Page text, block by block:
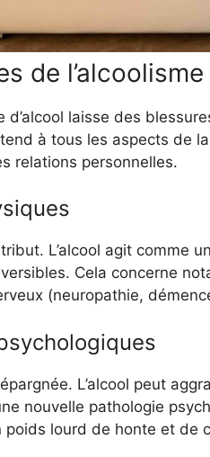
de
d’alcool laisse des
à tous les aspects de
relations personnelles.
L’alcool agit comme
Cela concerne
(neuropathie,
L’alcool peut
nouvelle pathologie
lourd de honte et de